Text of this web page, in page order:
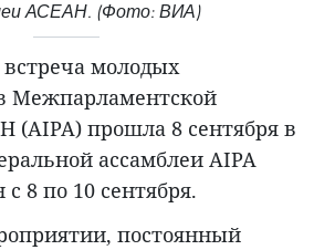
АСЕАН. (Фото: ВИА)
молодых
Межпарламентской
(AIPA) прошла 8 сентября в
ассамблеи AIPA
8 по 10 сентября.
постоянный